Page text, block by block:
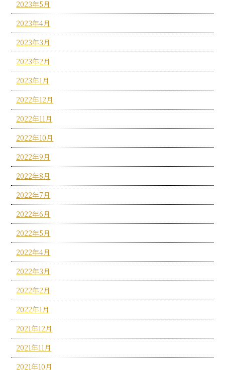
2023年5月
2023年4月
2023年3月
2023年2月
2023年1月
2022年12月
2022年11月
2022年10月
2022年9月
2022年8月
2022年7月
2022年6月
2022年5月
2022年4月
2022年3月
2022年2月
2022年1月
2021年12月
2021年11月
2021年10月